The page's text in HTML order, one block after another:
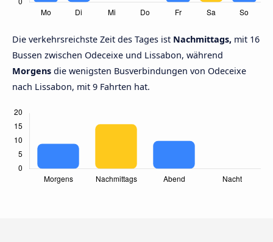
Die verkehrsreichste Zeit des Tages ist Nachmittags, mit 16
Bussen zwischen Odeceixe und Lissabon, während
Morgens die wenigsten Busverbindungen von Odeceixe
nach Lissabon, mit 9 Fahrten hat.